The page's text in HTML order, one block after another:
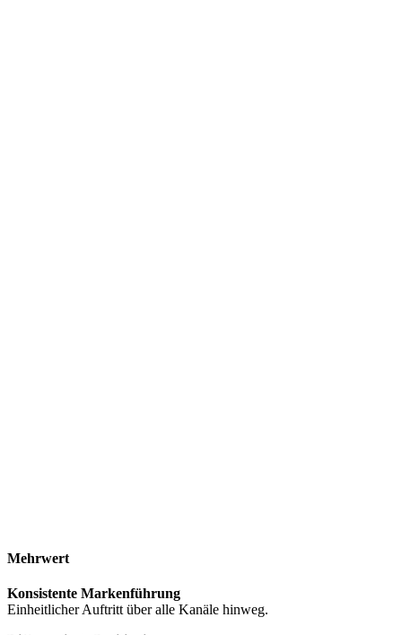
Mehrwert
Konsistente Markenführung
Einheitlicher Auftritt über alle Kanäle hinweg.